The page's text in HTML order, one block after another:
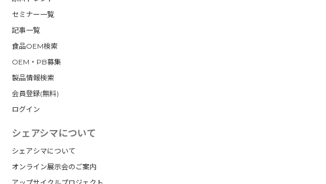
セミナー一覧
記事一覧
食品OEM検索
OEM・PB募集
製品情報検索
会員登録(無料)
ログイン
シェアシマについて
シェアシマについて
オンライン展示会のご案内